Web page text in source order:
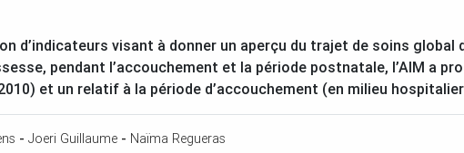
d’indicateurs visant à donner un aperçu du trajet de soins
pendant l’accouchement et la période postnatale, l’AIM a
et un relatif à la période d’accouchement (en milieu
- Joeri Guillaume - Naïma Regueras